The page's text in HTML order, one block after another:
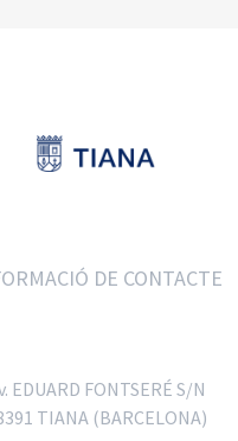
DE CONTACTE
EDUARD FONTSERÉ S/N
TIANA (BARCELONA)